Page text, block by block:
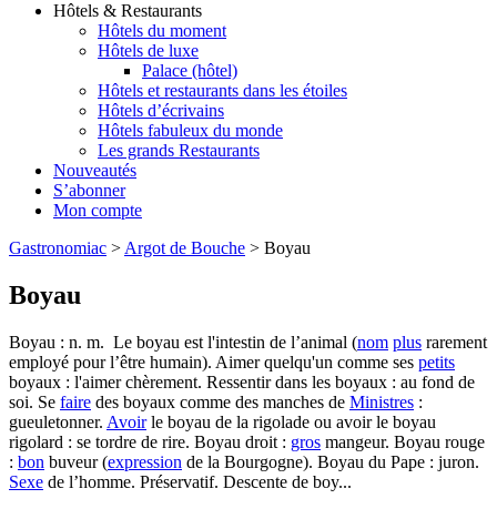
Hôtels & Restaurants
Hôtels du moment
Hôtels de luxe
Palace (hôtel)
Hôtels et restaurants dans les étoiles
Hôtels d’écrivains
Hôtels fabuleux du monde
Les grands Restaurants
Nouveautés
S’abonner
Mon compte
Gastronomiac > Argot de Bouche > Boyau
Boyau
Boyau : n. m. Le boyau est l'intestin de l’animal (nom plus rarement
employé pour l’être humain). Aimer quelqu'un comme ses petits
boyaux : l'aimer chèrement. Ressentir dans les boyaux : au fond de
soi. Se faire des boyaux comme des manches de Ministres :
gueuletonner. Avoirle boyau de la rigolade ou avoir le boyau
rigolard : se tordre de rire. Boyau droit : gros mangeur. Boyau rouge
: bon buveur (expression de la Bourgogne). Boyau du Pape : juron.
Sexe de l’homme. Préservatif. Descente de boy...